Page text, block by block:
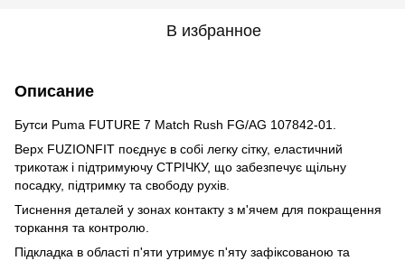
В избранное
Описание
Бутси Puma FUTURE 7 Match Rush FG/AG 107842-01.
Верх FUZIONFIT поєднує в собі легку сітку, еластичний
трикотаж і підтримуючу СТРІЧКУ, що забезпечує щільну
посадку, підтримку та свободу рухів.
Тиснення деталей у зонах контакту з м'ячем для покращення
торкання та контролю.
Підкладка в області п'яти утримує п'яту зафіксованою та